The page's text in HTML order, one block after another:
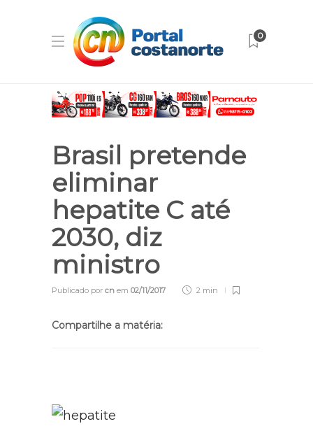
0
Brasil pretende
eliminar
hepatite C até
2030, diz
ministro
Publicado por cn em 02/11/2017 2 min
Compartilhe a matéria: